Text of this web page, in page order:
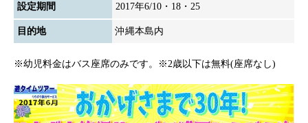
設定期間 2017年6/10・18・25
目的地 沖縄本島内
※幼児料金はバス座席のみです。※2歳以下は無料(座席なし)